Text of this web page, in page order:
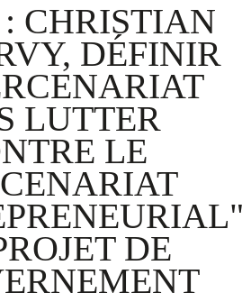
CHRISTIAN
DÉFINIR
LUTTER
LE
DE